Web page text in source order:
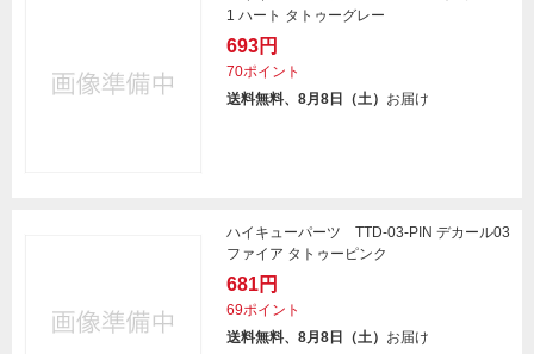
1 ハート タトゥーグレー
693円
70ポイント
送料無料、8月8日（土） お届け
ハイキューパーツ TTD-03-PIN デカール03
ファイア タトゥーピンク
681円
69ポイント
送料無料、8月8日（土） お届け